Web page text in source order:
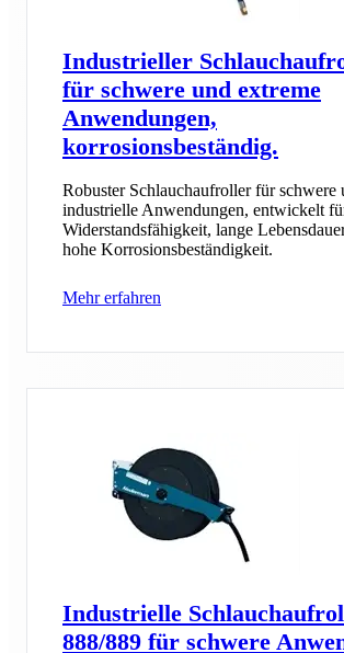
Industrieller
für schwere und extreme
Anwendungen,
korrosionsbeständig.
Robuster Schlauchaufroller für schwere
industrielle Anwendungen, entwickelt
Widerstandsfähigkeit, lange
hohe Korrosionsbeständigkeit.
Mehr erfahren
Industrielle
888/889 für schwere